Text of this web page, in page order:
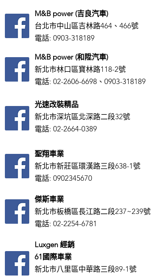
M&B power (吉良汽車)
台北市中山區吉林路464、466號
電話: 0903-318189
M&B power (和陞汽車)
新北市林口區寶林路118-2號
電話: 02-2606-6698 、0903-318189
光速改裝精品
新北市深坑區北深路二段32號
電話: 02-2664-0389
聖翔車業
新北市新莊區環漢路三段638-1號
電話: 0902345670
傑斯車業
新北市板橋區長江路二段237~239號
電話: 02-2254-6781
Luxgen 經銷
61國際車業
新北市八里區中華路三段89-1號